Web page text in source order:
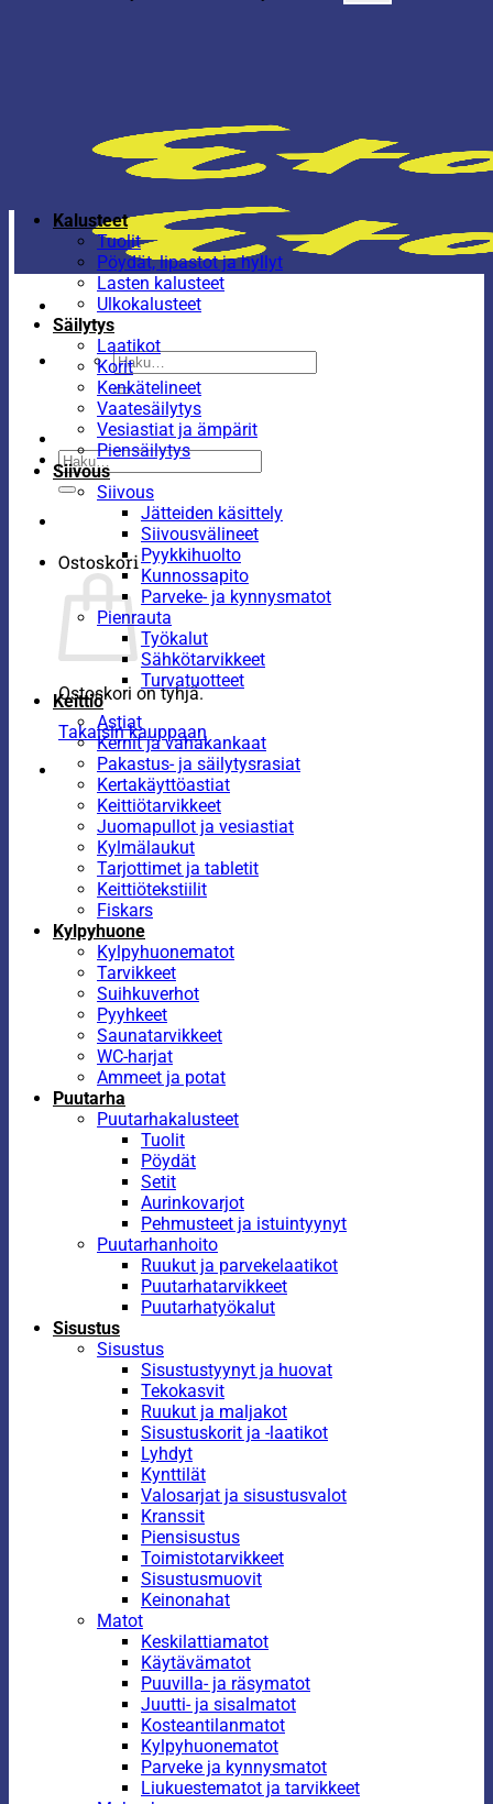
Etsi:
Etsi:
Ostoskori
Ostoskori on tyhjä.
Takaisin kauppaan
Kalusteet
Tuolit
Pöydät, lipastot ja hyllyt
Lasten kalusteet
Ulkokalusteet
Säilytys
Laatikot
Korit
Kenkätelineet
Vaatesäilytys
Vesiastiat ja ämpärit
Piensäilytys
Siivous
Siivous
Jätteiden käsittely
Siivousvälineet
Pyykkihuolto
Kunnossapito
Parveke- ja kynnysmatot
Pienrauta
Työkalut
Sähkötarvikkeet
Turvatuotteet
Keittiö
Astiat
Kernit ja vahakankaat
Pakastus- ja säilytysrasiat
Kertakäyttöastiat
Keittiötarvikkeet
Juomapullot ja vesiastiat
Kylmälaukut
Tarjottimet ja tabletit
Keittiötekstiilit
Fiskars
Kylpyhuone
Kylpyhuonematot
Tarvikkeet
Suihkuverhot
Pyyhkeet
Saunatarvikkeet
WC-harjat
Ammeet ja potat
Puutarha
Puutarhakalusteet
Tuolit
Pöydät
Setit
Aurinkovarjot
Pehmusteet ja istuintyynyt
Puutarhanhoito
Ruukut ja parvekelaatikot
Puutarhatarvikkeet
Puutarhatyökalut
Sisustus
Sisustus
Sisustustyynyt ja huovat
Tekokasvit
Ruukut ja maljakot
Sisustuskorit ja -laatikot
Lyhdyt
Kynttilät
Valosarjat ja sisustusvalot
Kranssit
Piensisustus
Toimistotarvikkeet
Sisustusmuovit
Keinonahat
Matot
Keskilattiamatot
Käytävämatot
Puuvilla- ja räsymatot
Juutti- ja sisalmatot
Kosteantilanmatot
Kylpyhuonematot
Parveke ja kynnysmatot
Liukuestematot ja tarvikkeet